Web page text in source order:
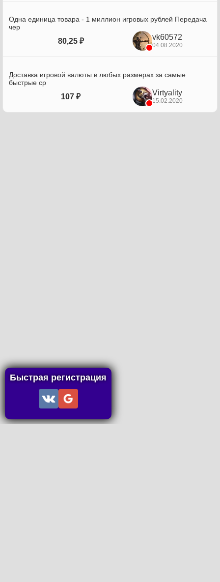
Одна единица товара - 1 миллион игровых рублей Передача
чер
80,25 ₽ vk60572
04.08.2020
Доставка игровой валюты в любых размерах за самые
быстрые ср
107 ₽ Virtyality
15.02.2020
Быстрая регистрация